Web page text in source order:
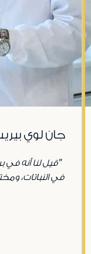
جان لوي
"قيل لنا أنه في
في النباتات،